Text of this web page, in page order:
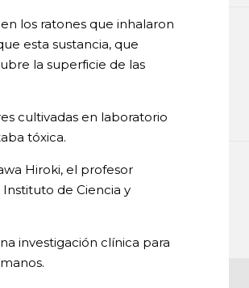
los ratones que inhalaron
esta sustancia, que
la superficie de las
cultivadas en laboratorio
tóxica.
Hiroki, el profesor
de Ciencia y
investigación clínica para